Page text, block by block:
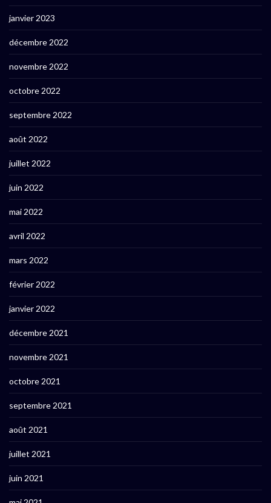
janvier 2023
décembre 2022
novembre 2022
octobre 2022
septembre 2022
août 2022
juillet 2022
juin 2022
mai 2022
avril 2022
mars 2022
février 2022
janvier 2022
décembre 2021
novembre 2021
octobre 2021
septembre 2021
août 2021
juillet 2021
juin 2021